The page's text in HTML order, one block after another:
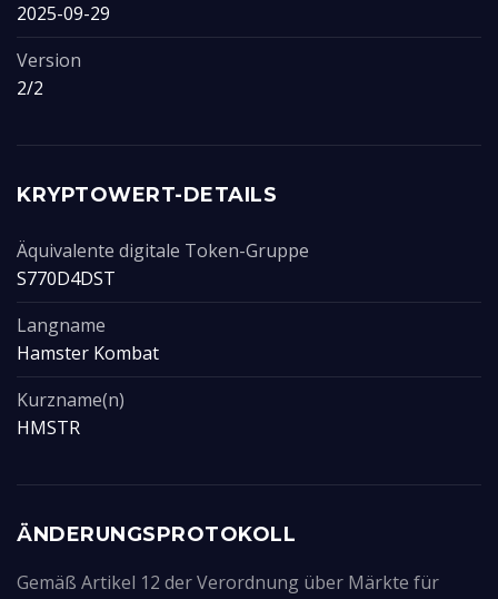
2025-09-29
Version
2/2
KRYPTOWERT-DETAILS
Äquivalente digitale Token-Gruppe
S770D4DST
Langname
Hamster Kombat
Kurzname(n)
HMSTR
ÄNDERUNGSPROTOKOLL
Gemäß Artikel 12 der Verordnung über Märkte für